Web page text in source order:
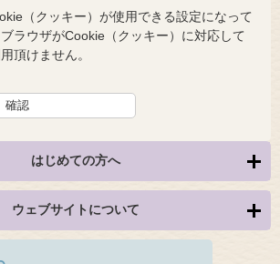
（クッキー）が使用できる設定になって
ラウザがCookie（クッキー）に対応して
頂けません。
はじめての方へ
ウェブサイトについて